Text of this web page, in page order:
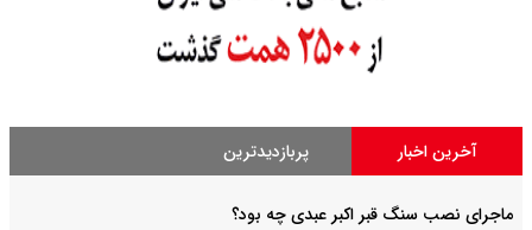
آخرین اخبار پربازدیدترین
ماجرای نصب سنگ قبر اکبر عبدی چه بود؟